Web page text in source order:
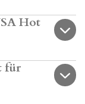
Hot
für